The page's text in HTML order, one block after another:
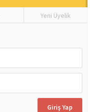
Yeni Üyelik